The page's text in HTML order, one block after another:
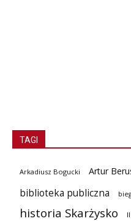
TAGI
Arkadiusz Bogucki Artur
biblioteka publiczna
historia Skarżysko